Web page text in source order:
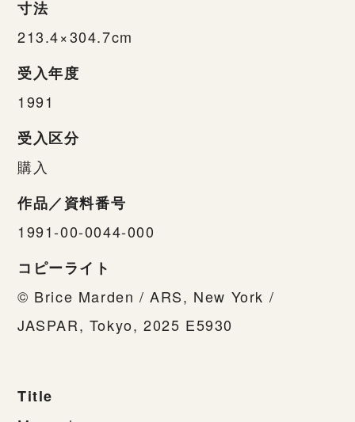
寸法
213.4×304.7cm
受入年度
1991
受入区分
購入
作品／資料番号
1991-00-0044-000
コピーライト
© Brice Marden / ARS, New York /
JASPAR, Tokyo, 2025 E5930
Title